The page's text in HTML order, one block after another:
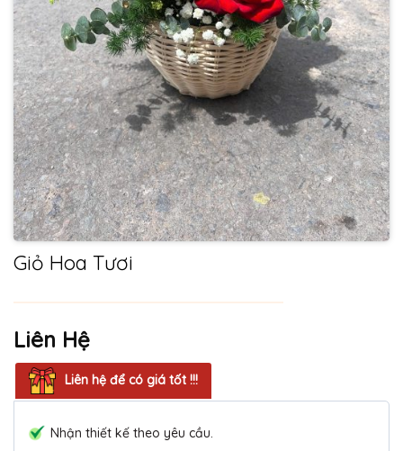
Giỏ Hoa Tươi
Liên Hệ
Liên hệ để có giá tốt !!!
Nhận thiết kế theo yêu cầu.